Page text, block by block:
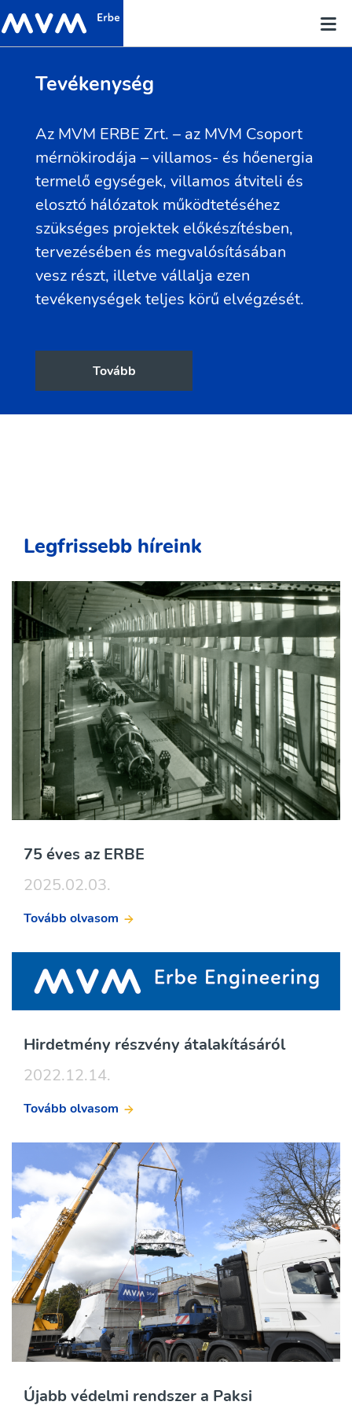
Tevékenység
Az MVM ERBE Zrt. – az MVM Csoport
mérnökirodája – villamos- és hőenergia
termelő egységek, villamos átviteli és
elosztó hálózatok működtetéséhez
szükséges projektek előkészítésben,
tervezésében és megvalósításában
vesz részt, illetve vállalja ezen
tevékenységek teljes körű elvégzését.
Tovább
Legfrissebb híreink
75 éves az ERBE
2025.02.03.
Tovább olvasom
Hirdetmény részvény átalakításáról
2022.12.14.
Tovább olvasom
Újabb védelmi rendszer a Paksi